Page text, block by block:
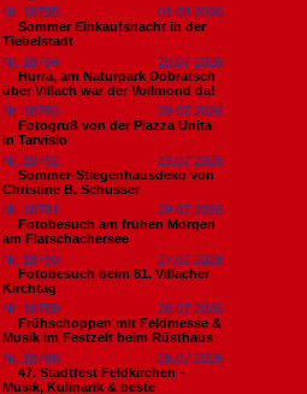
Nr. 18795
01.08.2026
Sommer Einkaufsnacht in der
Tiebelstadt
Nr. 18794
29.07.2026
Hurra, am Naturpark Dobratsch
über Villach war der Vollmond da!
Nr. 18793
29.07.2026
Fotogruß von der Piazza Unita
in Tarvisio
Nr. 18792
29.07.2026
Sommer-Stiegenhausdeko von
Christine B. Schusser
Nr. 18791
29.07.2026
Fotobesuch am frühen Morgen
am Flatschachersee
Nr. 18790
27.07.2026
Fotobesuch beim 81. Villacher
Kirchtag
Nr. 18789
26.07.2026
Frühschoppen mit Feldmesse &
Musik im Festzelt beim Rüsthaus
Nr. 18788
26.07.2026
47. Stadtfest Feldkirchen –
Musik, Kulinarik & beste